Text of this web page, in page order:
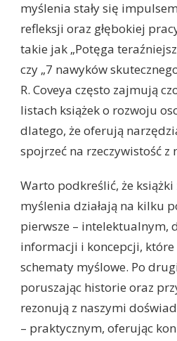
myślenia stały się
refleksji oraz głębokiej
takie jak „Potęga
czy „7 nawyków
R. Coveya często zajmują
listach książek o rozwoju
dlatego, że oferują
spojrzeć na rzeczywistość z
Warto podkreślić, że
myślenia działają na kilku
pierwsze – intelektualnym,
informacji i koncepcji,
schematy myślowe. Po
poruszając historie oraz
rezonują z naszymi
– praktycznym, oferując